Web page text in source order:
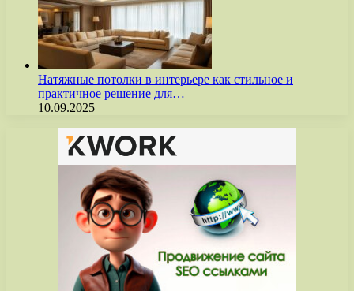
Натяжные потолки в интерьере как стильное и
практичное решение для…
10.09.2025